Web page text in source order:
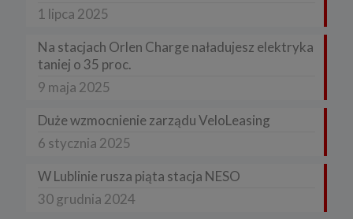
1 lipca 2025
Na stacjach Orlen Charge naładujesz elektryka
taniej o 35 proc.
9 maja 2025
Duże wzmocnienie zarządu VeloLeasing
6 stycznia 2025
W Lublinie rusza piąta stacja NESO
30 grudnia 2024